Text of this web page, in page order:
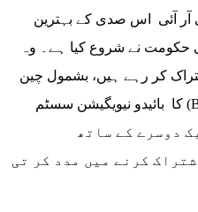
آئی اس صدی کے بہترین
حکومت نے شروع کیا ہے۔ وہ
کر رہے ہیں، بشمول چین
کا بائیدو نیویگیشن سسٹم (BDS) پارٹنر ممالک کے ساتھ
دوسرے کے ساتھ
کرنے میں مدد کر تی